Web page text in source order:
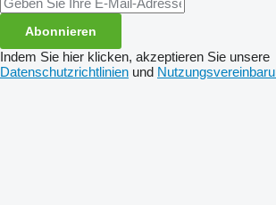
Abonnieren
Indem Sie hier klicken, akzeptieren Sie unsere
Datenschutzrichtlinien und